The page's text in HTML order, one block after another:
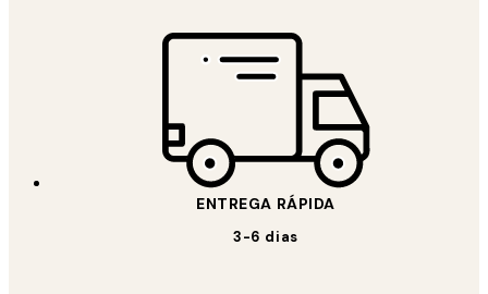
ENTREGA RÁPIDA
3-6 dias